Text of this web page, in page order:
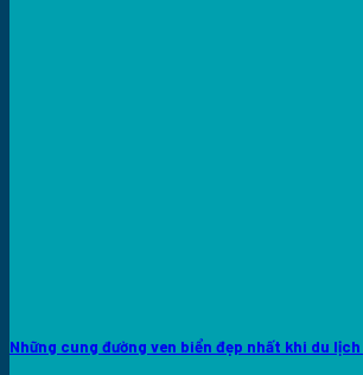
Những cung đường ven biển đẹp nhất khi du